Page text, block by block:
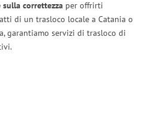
sulla correttezza per offrirti
di un trasloco locale a Catania o
garantiamo servizi di trasloco di